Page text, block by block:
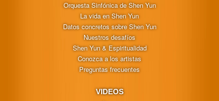
Orquesta Sinfónica de Shen Yun
La vida en Shen Yun
Datos concretos sobre Shen Yun
Nuestros desafíos
Shen Yun & Espiritualidad
Conozca a los artistas
Preguntas frecuentes
VIDEOS